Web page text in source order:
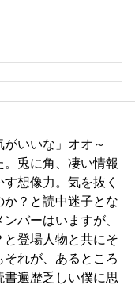
がいいな」オオ～
兎に角、凄い情報
想像力。気を抜く
か？と読中迷子とな
バーはいますが、
登場人物と共にそ
れが、あるところ
遍歴乏しい僕に思